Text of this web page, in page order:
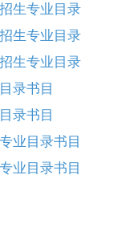
生专业目录
生专业目录
生专业目录
录书目
录书目
业目录书目
业目录书目